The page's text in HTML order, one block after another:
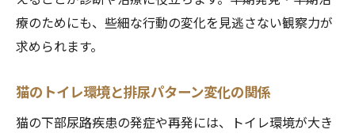
療のためにも、些細な行動の変化を見逃さない観察力が
求められます。
猫のトイレ環境と排尿パターン変化の関係
猫の下部尿路疾患の発症や再発には、トイレ環境が大き